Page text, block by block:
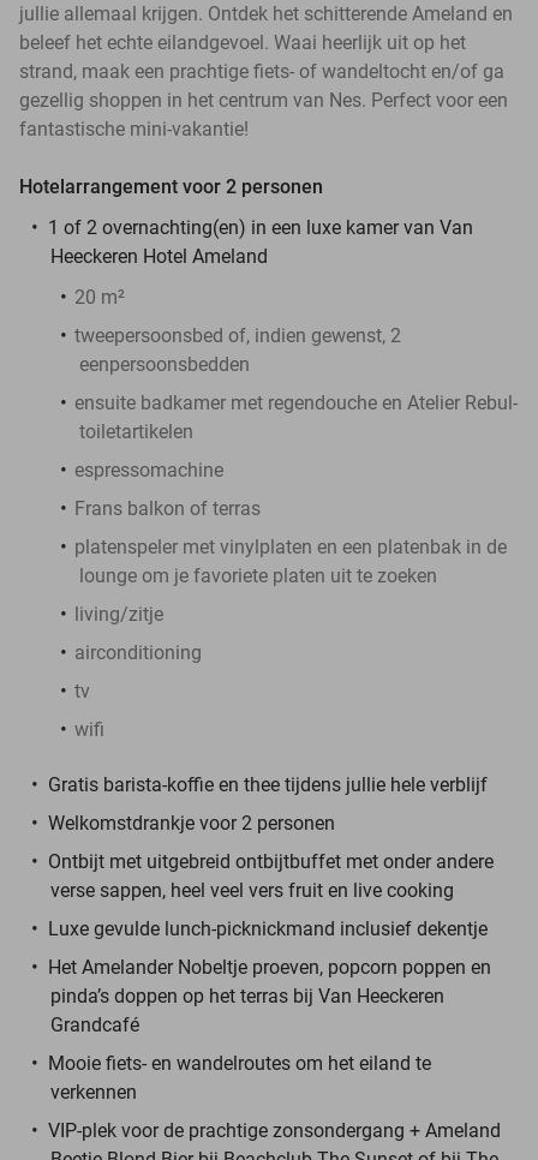
jullie allemaal krijgen. Ontdek het schitterende Ameland en
beleef het echte eilandgevoel. Waai heerlijk uit op het
strand, maak een prachtige fiets- of wandeltocht en/of ga
gezellig shoppen in het centrum van Nes. Perfect voor een
fantastische mini-vakantie!
Hotelarrangement voor 2 personen
1 of 2 overnachting(en) in een luxe kamer van Van
Heeckeren Hotel Ameland
20 m²
tweepersoonsbed of, indien gewenst, 2
eenpersoonsbedden
ensuite badkamer met regendouche en Atelier Rebul-
toiletartikelen
espressomachine
Frans balkon of terras
platenspeler met vinylplaten en een platenbak in de
lounge om je favoriete platen uit te zoeken
living/zitje
airconditioning
tv
wifi
Gratis barista-koffie en thee tijdens jullie hele verblijf
Welkomstdrankje voor 2 personen
Ontbijt met uitgebreid ontbijtbuffet met onder andere
verse sappen, heel veel vers fruit en live cooking
Luxe gevulde lunch-picknickmand inclusief dekentje
Het Amelander Nobeltje proeven, popcorn poppen en
pinda’s doppen op het terras bij Van Heeckeren
Grandcafé
Mooie fiets- en wandelroutes om het eiland te
verkennen
VIP-plek voor de prachtige zonsondergang + Ameland